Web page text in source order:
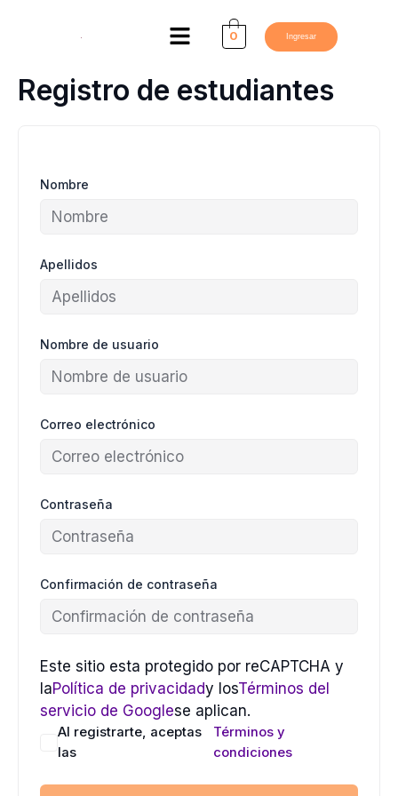
Menú 0 Ingresar
Registro de estudiantes
Nombre
Apellidos
Nombre de usuario
Correo electrónico
Contraseña
Confirmación de contraseña
Este sitio esta protegido por reCAPTCHA y
laPolítica de privacidady losTérminos del
servicio de Googlese aplican.
Al registrarte, aceptas
las
Términos y
condiciones